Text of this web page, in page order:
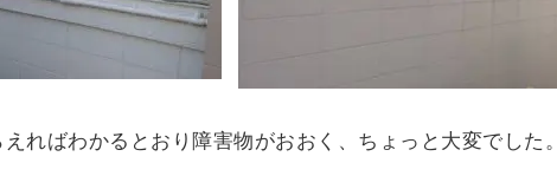
ればわかるとおり障害物がおおく、ちょっと大変でした。